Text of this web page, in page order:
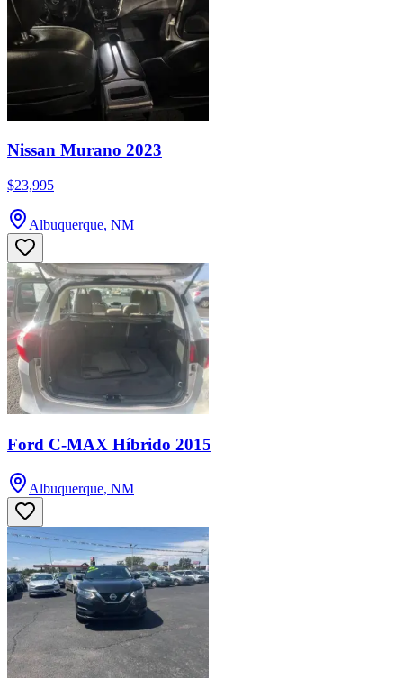
Nissan Murano 2023
$23,995
Albuquerque, NM
Ford C-MAX Híbrido 2015
Albuquerque, NM